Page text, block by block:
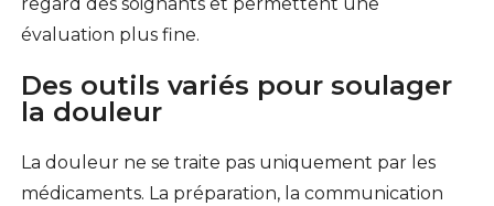
regard des soignants et permettent une
évaluation plus fine.
Des outils variés pour soulager
la douleur
La douleur ne se traite pas uniquement par les
médicaments. La préparation, la communication